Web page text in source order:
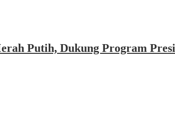
Putih, Dukung Program